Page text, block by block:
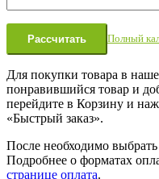
Рассчитать Полный
Для покупки товара в
понравившийся товар и
перейдите в Корзину и
«Быстрый заказ».
После необходимо выбрать
Подробнее о форматах
странице оплата.